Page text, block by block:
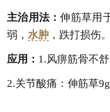
主治用法：伸筋草用
弱， 水肿 ，跌打损伤
应用： 1.风痹筋骨不
2.关节酸痛：伸筋草9g